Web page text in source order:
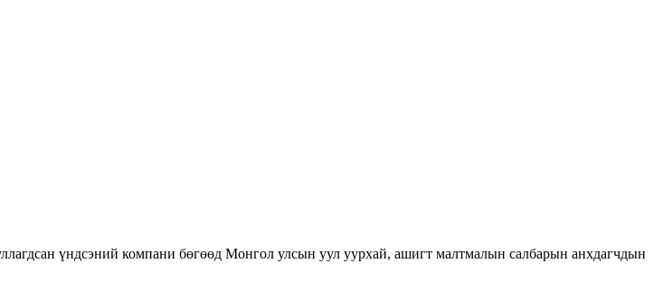
үндсэний компани бөгөөд Монгол улсын уул уурхай, ашигт малтмалын салбарын анхдагчдын